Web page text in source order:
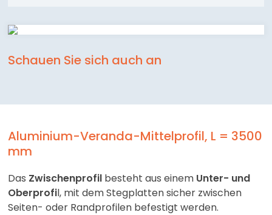
Schauen Sie sich auch an
Aluminium-Veranda-Mittelprofil, L = 3500
mm
Das Zwischenprofil besteht aus einem Unter- und
Oberprofil, mit dem Stegplatten sicher zwischen
Seiten- oder Randprofilen befestigt werden.